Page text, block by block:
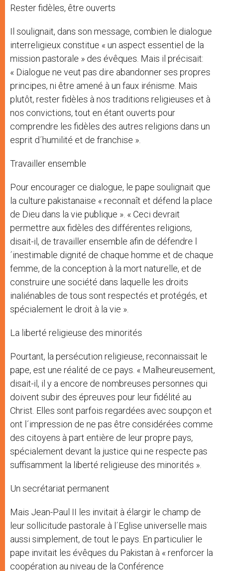
Rester fidèles, être ouverts
Il soulignait, dans son message, combien le dialogue
interreligieux constitue « un aspect essentiel de la
mission pastorale » des évêques. Mais il précisait:
« Dialogue ne veut pas dire abandonner ses propres
principes, ni être amené à un faux irénisme. Mais
plutôt, rester fidèles à nos traditions religieuses et à
nos convictions, tout en étant ouverts pour
comprendre les fidèles des autres religions dans un
esprit d´humilité et de franchise ».
Travailler ensemble
Pour encourager ce dialogue, le pape soulignait que
la culture pakistanaise « reconnaît et défend la place
de Dieu dans la vie publique ». « Ceci devrait
permettre aux fidèles des différentes religions,
disait-il, de travailler ensemble afin de défendre l
´inestimable dignité de chaque homme et de chaque
femme, de la conception à la mort naturelle, et de
construire une société dans laquelle les droits
inaliénables de tous sont respectés et protégés, et
spécialement le droit à la vie ».
La liberté religieuse des minorités
Pourtant, la persécution religieuse, reconnaissait le
pape, est une réalité de ce pays. « Malheureusement,
disait-il, il y a encore de nombreuses personnes qui
doivent subir des épreuves pour leur fidélité au
Christ. Elles sont parfois regardées avec soupçon et
ont l´impression de ne pas être considérées comme
des citoyens à part entière de leur propre pays,
spécialement devant la justice qui ne respecte pas
suffisamment la liberté religieuse des minorités ».
Un secrétariat permanent
Mais Jean-Paul II les invitait à élargir le champ de
leur sollicitude pastorale à l´Eglise universelle mais
aussi simplement, de tout le pays. En particulier le
pape invitait les évêques du Pakistan à « renforcer la
coopération au niveau de la Conférence